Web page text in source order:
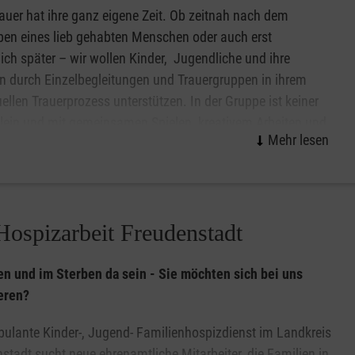
hat ihre ganz eigene Zeit. Ob zeitnah nach dem
eines lieb gehabten Menschen oder auch erst
später – wir wollen Kinder, Jugendliche und ihre
durch Einzelbegleitungen und Trauergruppen in ihrem
Trauerprozess unterstützen. In der Gruppe ist keiner
lässt sich für jeden der individuell richtige Weg
noch darunter. Eine Stütze zur Bewältigung liefert
uns gerne :
Freudenstadt
und im Sterben da sein - Sie möchten sich bei uns
Kinder-, Jugend- Familienhospizdienst im Landkreis